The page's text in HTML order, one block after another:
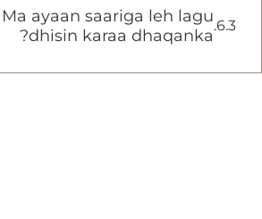
Ma ayaan saariga leh lagu
dhisin karaa dhaqanka?